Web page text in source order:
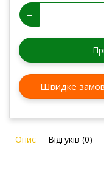
-
Швидке
Опис Відгуків (0)